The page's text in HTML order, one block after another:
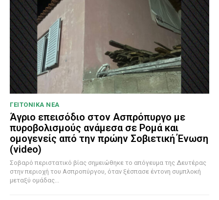
ΓΕΙΤΟΝΙΚΑ ΝΕΑ
Άγριο επεισόδιο στον Ασπρόπυργο με
πυροβολισμούς ανάμεσα σε Ρομά και
ομογενείς από την πρώην Σοβιετική Ένωση
(video)
Σοβαρό περιστατικό βίας σημειώθηκε το απόγευμα της Δευτέρας
στην περιοχή του Ασπροπύργου, όταν ξέσπασε έντονη συμπλοκή
μεταξύ ομάδας...